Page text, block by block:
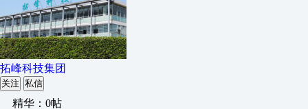
拓峰科技集团
关注 私信
精华：0帖